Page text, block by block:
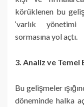
körüklenen bu
‘varlık yönetimi
sormasına yol açtı.
3. Analiz ve Temel
Bu gelişmeler
döneminde halka